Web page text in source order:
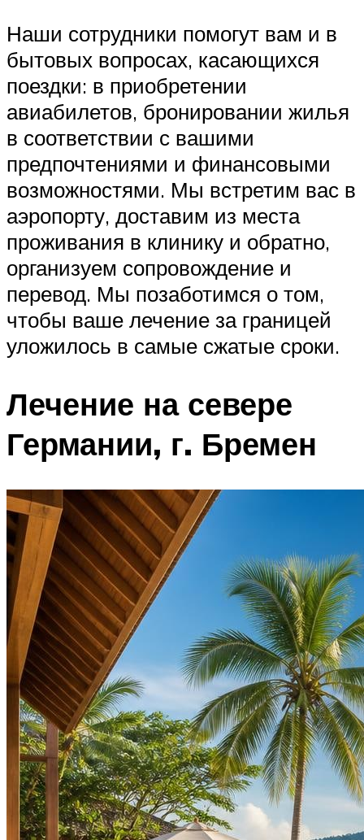
Наши сотрудники помогут вам и в
бытовых вопросах, касающихся
поездки: в приобретении
авиабилетов, бронировании жилья
в соответствии с вашими
предпочтениями и финансовыми
возможностями. Мы встретим вас в
аэропорту, доставим из места
проживания в клинику и обратно,
организуем сопровождение и
перевод. Мы позаботимся о том,
чтобы ваше лечение за границей
уложилось в самые сжатые сроки.
Лечение на севере
Германии, г. Бремен